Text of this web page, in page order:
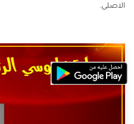
الاصلى.